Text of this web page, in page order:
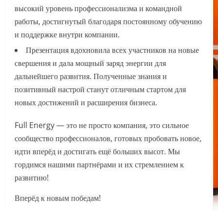
высокий уровень профессионализма и командной
работы, достигнутый благодаря постоянному обучению
и поддержке внутри компании.
Презентация вдохновила всех участников на новые
свершения и дала мощный заряд энергии для
дальнейшего развития. Полученные знания и
позитивный настрой станут отличным стартом для
новых достижений и расширения бизнеса.
Full Energy — это не просто компания, это сильное
сообщество профессионалов, готовых пробовать новое,
идти вперёд и достигать ещё больших высот. Мы
гордимся нашими партнёрами и их стремлением к
развитию!
Вперёд к новым победам!